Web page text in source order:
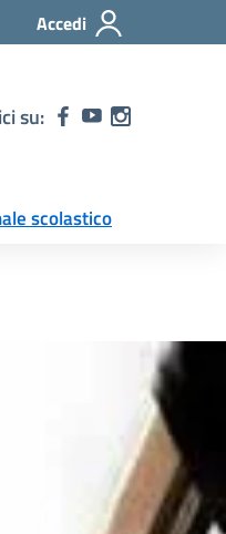
Accedi
su:
scolastico